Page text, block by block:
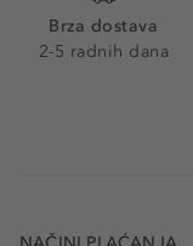
Brza dostava
2-5 radnih dana